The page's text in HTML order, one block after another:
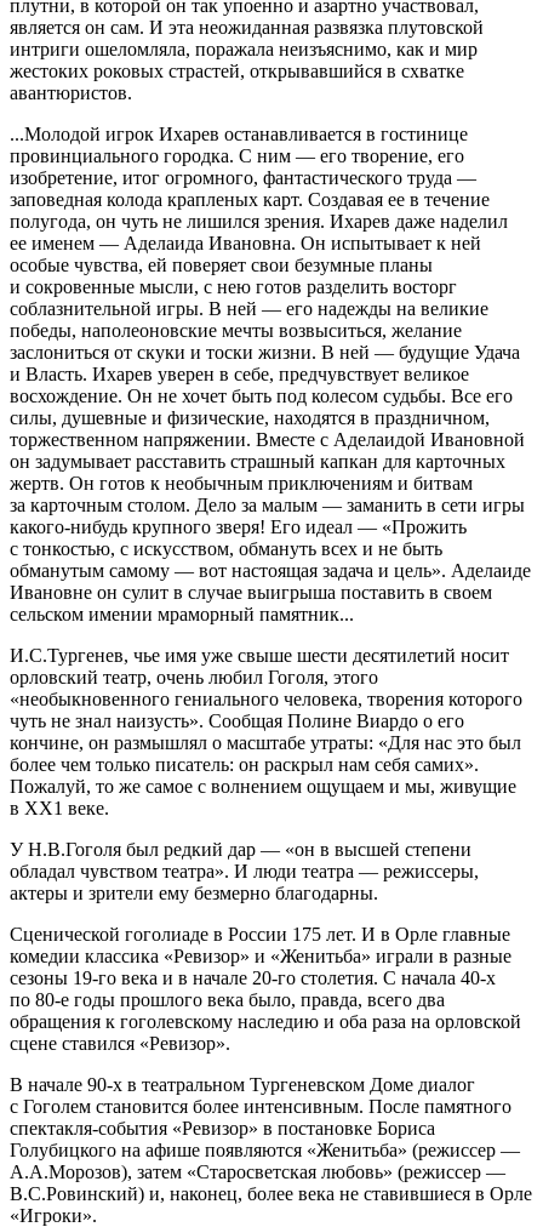
плутни, в которой он так упоенно и азартно участвовал,
является он сам. И эта неожиданная развязка плутовской
интриги ошеломляла, поражала неизъяснимо, как и мир
жестоких роковых страстей, открывавшийся в схватке
авантюристов.
...Молодой игрок Ихарев останавливается в гостинице
провинциального городка. С ним — его творение, его
изобретение, итог огромного, фантастического труда —
заповедная колода крапленых карт. Создавая ее в течение
полугода, он чуть не лишился зрения. Ихарев даже наделил
ее именем — Аделаида Ивановна. Он испытывает к ней
особые чувства, ей поверяет свои безумные планы
и сокровенные мысли, с нею готов разделить восторг
соблазнительной игры. В ней — его надежды на великие
победы, наполеоновские мечты возвыситься, желание
заслониться от скуки и тоски жизни. В ней — будущие Удача
и Власть. Ихарев уверен в себе, предчувствует великое
восхождение. Он не хочет быть под колесом судьбы. Все его
силы, душевные и физические, находятся в праздничном,
торжественном напряжении. Вместе с Аделаидой Ивановной
он задумывает расставить страшный капкан для карточных
жертв. Он готов к необычным приключениям и битвам
за карточным столом. Дело за малым — заманить в сети игры
какого-нибудь крупного зверя! Его идеал — «Прожить
с тонкостью, с искусством, обмануть всех и не быть
обманутым самому — вот настоящая задача и цель». Аделаиде
Ивановне он сулит в случае выигрыша поставить в своем
сельском имении мраморный памятник...
И.С.Тургенев, чье имя уже свыше шести десятилетий носит
орловский театр, очень любил Гоголя, этого
«необыкновенного гениального человека, творения которого
чуть не знал наизусть». Сообщая Полине Виардо о его
кончине, он размышлял о масштабе утраты: «Для нас это был
более чем только писатель: он раскрыл нам себя самих».
Пожалуй, то же самое с волнением ощущаем и мы, живущие
в ХХ1 веке.
У Н.В.Гоголя был редкий дар — «он в высшей степени
обладал чувством театра». И люди театра — режиссеры,
актеры и зрители ему безмерно благодарны.
Сценической гоголиаде в России 175 лет. И в Орле главные
комедии классика «Ревизор» и «Женитьба» играли в разные
сезоны 19-го века и в начале 20-го столетия. С начала 40-х
по 80-е годы прошлого века было, правда, всего два
обращения к гоголевскому наследию и оба раза на орловской
сцене ставился «Ревизор».
В начале 90-х в театральном Тургеневском Доме диалог
с Гоголем становится более интенсивным. После памятного
спектакля-события «Ревизор» в постановке Бориса
Голубицкого на афише появляются «Женитьба» (режиссер —
А.А.Морозов), затем «Старосветская любовь» (режиссер —
В.С.Ровинский) и, наконец, более века не ставившиеся в Орле
«Игроки».